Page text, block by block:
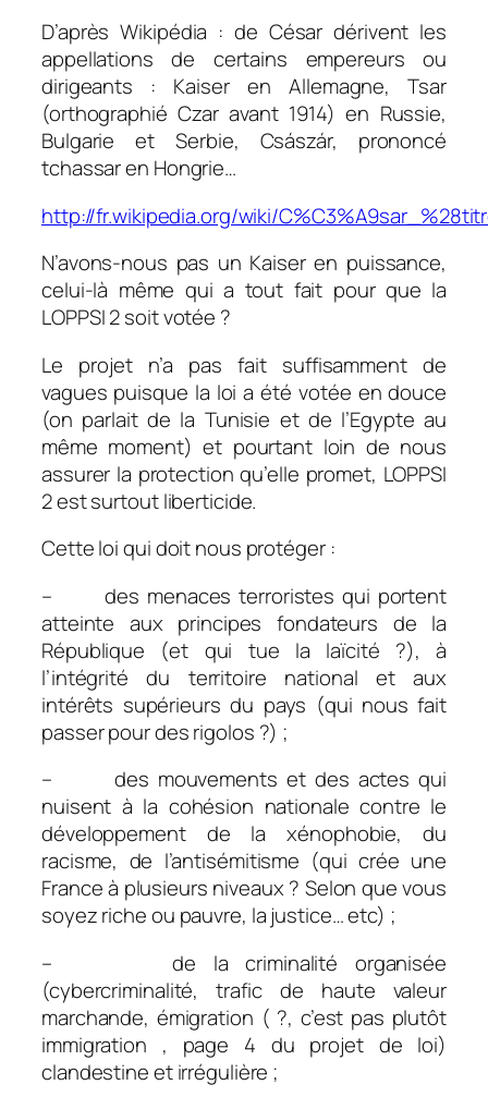
D’après Wikipédia : de César dérivent les
appellations de certains empereurs ou
dirigeants : Kaiser en Allemagne, Tsar
(orthographié Czar avant 1914) en Russie,
Bulgarie et Serbie, Császár, prononcé
tchassar en Hongrie…
http://fr.wikipedia.org/wiki/
N’avons-nous pas un Kaiser en puissance,
celui-là même qui a tout fait pour que la
LOPPSI 2 soit votée ?
Le projet n’a pas fait suffisamment de
vagues puisque la loi a été votée en douce
(on parlait de la Tunisie et de l’Egypte au
même moment) et pourtant loin de nous
assurer la protection qu’elle promet, LOPPSI
2 est surtout liberticide.
Cette loi qui doit nous protéger :
– des menaces terroristes qui portent
atteinte aux principes fondateurs de la
République (et qui tue la laïcité ?), à
l’intégrité du territoire national et aux
intérêts supérieurs du pays (qui nous fait
passer pour des rigolos ?) ;
– des mouvements et des actes qui
nuisent à la cohésion nationale contre le
développement de la xénophobie, du
racisme, de l’antisémitisme (qui crée une
France à plusieurs niveaux ? Selon que vous
soyez riche ou pauvre, la justice… etc) ;
– de la criminalité organisée
(cybercriminalité, trafic de haute valeur
marchande, émigration ( ?, c’est pas plutôt
immigration , page 4 du projet de loi)
clandestine et irrégulière ;